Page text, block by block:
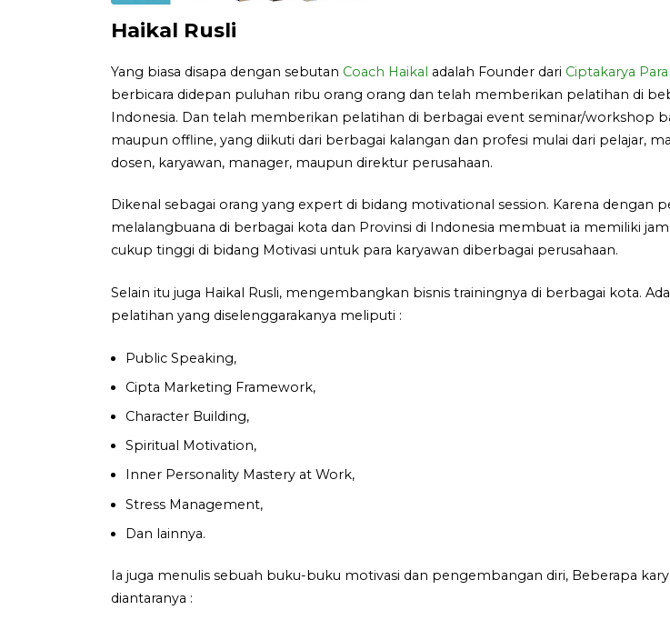
Haikal Rusli
Yang biasa disapa dengan sebutan Coach Haikal adalah Founder dari Ciptakarya
berbicara didepan puluhan ribu orang orang dan telah memberikan pelatihan di
Indonesia. Dan telah memberikan pelatihan di berbagai event seminar/workshop
maupun offline, yang diikuti dari berbagai kalangan dan profesi mulai dari pelajar,
dosen, karyawan, manager, maupun direktur perusahaan.
Dikenal sebagai orang yang expert di bidang motivational session. Karena dengan
melalangbuana di berbagai kota dan Provinsi di Indonesia membuat ia memiliki
cukup tinggi di bidang Motivasi untuk para karyawan diberbagai perusahaan.
Selain itu juga Haikal Rusli, mengembangkan bisnis trainingnya di berbagai kota.
pelatihan yang diselenggarakanya meliputi :
Public Speaking,
Cipta Marketing Framework,
Character Building,
Spiritual Motivation,
Inner Personality Mastery at Work,
Stress Management,
Dan lainnya.
Ia juga menulis sebuah buku-buku motivasi dan pengembangan diri, Beberapa
diantaranya :